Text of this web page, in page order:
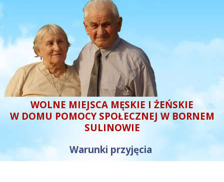
WOLNE MIEJSCA MĘSKIE I ŻEŃSKIE
W DOMU POMOCY SPOŁECZNEJ W BORNEM
SULINOWIE
Warunki przyjęcia